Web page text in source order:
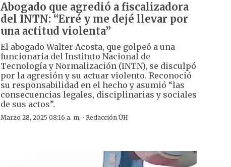
Abogado que agredió a fiscalizadora
del INTN: “Erré y me dejé llevar por
una actitud violenta”
El abogado Walter Acosta, que golpeó a una
funcionaria del Instituto Nacional de
Tecnología y Normalización (INTN), se disculpó
por la agresión y su actuar violento. Reconoció
su responsabilidad en el hecho y asumió “las
consecuencias legales, disciplinarias y sociales
de sus actos”.
Marzo 28, 2025 08:16 a. m. · Redacción ÚH